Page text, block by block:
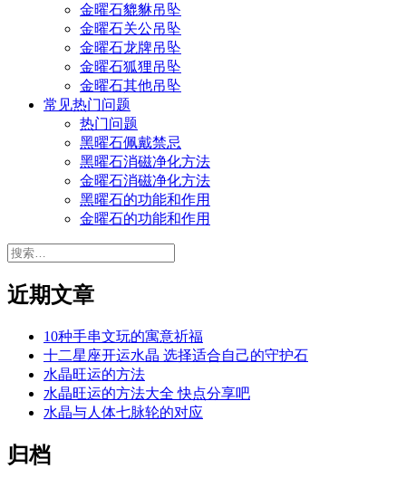
金曜石貔貅吊坠
金曜石关公吊坠
金曜石龙牌吊坠
金曜石狐狸吊坠
金曜石其他吊坠
常见热门问题
热门问题
黑曜石佩戴禁忌
黑曜石消磁净化方法
金曜石消磁净化方法
黑曜石的功能和作用
金曜石的功能和作用
搜
近期文章
10种手串文玩的寓意祈福
十二星座开运水晶 选择适合自己的守护石
水晶旺运的方法
水晶旺运的方法大全 快点分享吧
水晶与人体七脉轮的对应
归档